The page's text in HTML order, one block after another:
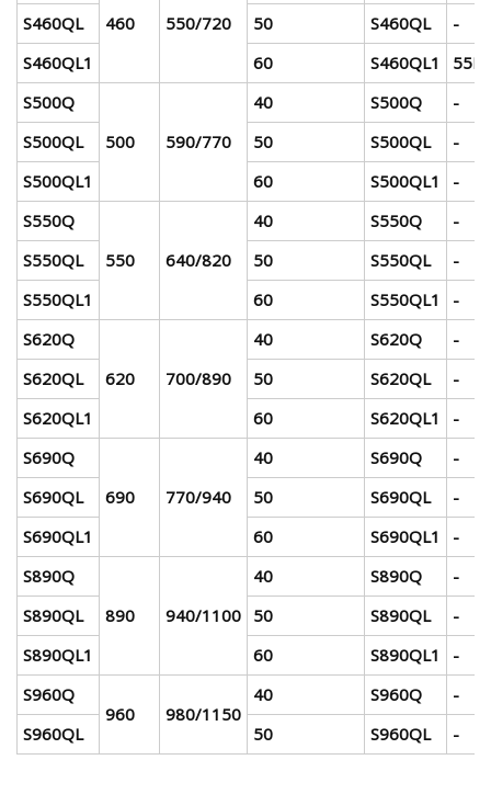
460
550/720
S460QL
50 S460QL
-
S460QL1
60 S460QL1
55F
S500Q
500
590/770
40 S500Q
-
S500QL
50 S500QL
-
S500QL1
60 S500QL1
-
S550Q
550
640/820
40 S550Q
-
S550QL
50 S550QL
-
S550QL1
60 S550QL1
-
S620Q
620
700/890
40 S620Q
-
S620QL
50 S620QL
-
S620QL1
60 S620QL1
-
S690Q
690
770/940
40 S690Q
-
S690QL
50 S690QL
-
S690QL1
60 S690QL1
-
S890Q
890
940/1100
40 S890Q
-
S890QL
50 S890QL
-
S890QL1
60 S890QL1
-
S960Q
960
980/1150
40 S960Q
-
S960QL
50 S960QL -